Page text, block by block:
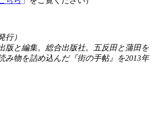
行）
版と編集。総合出版社。五反田と蒲田を
み物を詰め込んだ『街の手帖』を2013年